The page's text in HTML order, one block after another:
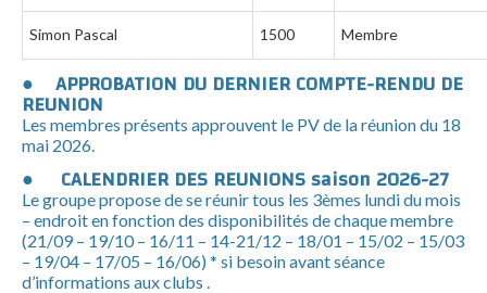
Simon Pascal 1500 Membre
● APPROBATION DU DERNIER COMPTE-RENDU DE
REUNION
Les membres présents approuvent le PV de la réunion du 18
mai 2026.
● CALENDRIER DES REUNIONS saison 2026-27
Le groupe propose de se réunir tous les 3èmes lundi du mois
– endroit en fonction des disponibilités de chaque membre
(21/09 – 19/10 – 16/11 – 14-21/12 – 18/01 – 15/02 – 15/03
– 19/04 – 17/05 – 16/06) * si besoin avant séance
d’informations aux clubs .